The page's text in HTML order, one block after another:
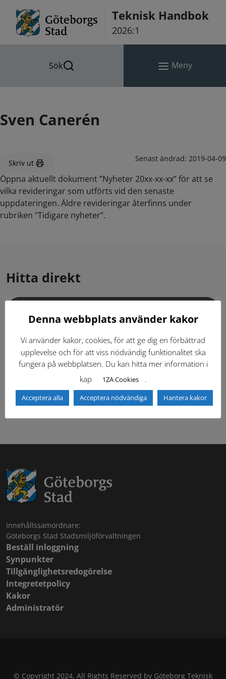
Teknisk Handbok
2026:1
Sök Meny
Sven Canerén
Skriv ut Senast ändrad: 2019-04-09
Öppna aktuellt dokument ”Nyheter 20xx-xx-xx” för att se
vilka revideringar som utförts vid den senaste
uppdateringen. Äldre revideringar återfinns under
rubriken "Tidigare nyheter”.
Hitta direkt
Dokumentbibliotek Kontaktlista
Tidigare versioner Nyheter
Säkerhetsordningen
Innehållssamordnare:
Göteborgs Stad Stadsmiljöförvaltningen
Beställ inloggning
Synpunkter
Tillgänglighetsredogörelse
Integretetpolicy
Kakor
Administratör
© Copyright 2024, All Rights Reserved by Göteborg Teknisk
Denna webbplats använder kakor
Vi använder kakor, cookies, för att ge dig en förbättrad
upplevelse och för att viss nödvändig funktionalitet ska
fungera på webbplatsen. Du kan hitta mer information i
kap
1ZA Cookies .
Acceptera alla Acceptera nödvändiga Hantera kakor